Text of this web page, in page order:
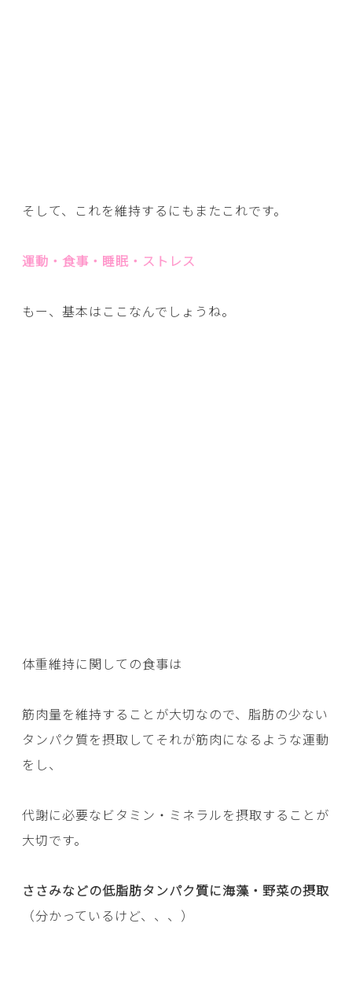
そして、これを維持するにもまたこれです。
運動・食事・睡眠・ストレス
もー、基本はここなんでしょうね。
体重維持に関しての食事は
筋肉量を維持することが大切なので、脂肪の少ない
タンパク質を摂取してそれが筋肉になるような運動
をし、
代謝に必要なビタミン・ミネラルを摂取することが
大切です。
ささみなどの低脂肪タンパク質に海藻・野菜の摂取
（分かっているけど、、、）